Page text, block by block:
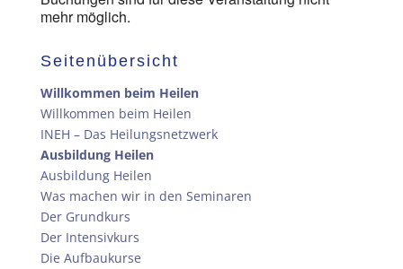
mehr möglich.
Seitenübersicht
Willkommen beim Heilen
Willkommen beim Heilen
INEH – Das Heilungsnetzwerk
Ausbildung Heilen
Ausbildung Heilen
Was machen wir in den Seminaren
Der Grundkurs
Der Intensivkurs
Die Aufbaukurse